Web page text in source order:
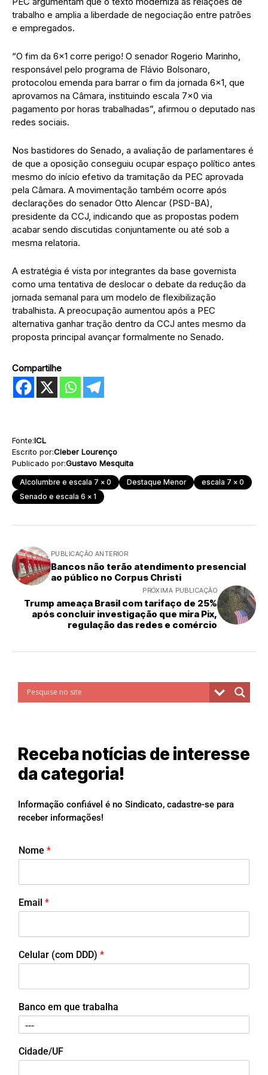
trabalho e amplia a liberdade de negociação entre patrões
e empregados.
“O fim da 6×1 corre perigo! O senador Rogerio Marinho,
responsável pelo programa de Flávio Bolsonaro,
protocolou emenda para barrar o fim da jornada 6×1, que
aprovamos na Câmara, instituindo escala 7×0 via
pagamento por horas trabalhadas”, afirmou o deputado nas
redes sociais.
Nos bastidores do Senado, a avaliação de parlamentares é
de que a oposição conseguiu ocupar espaço político antes
mesmo do início efetivo da tramitação da PEC aprovada
pela Câmara. A movimentação também ocorre após
declarações do senador Otto Alencar (PSD-BA),
presidente da CCJ, indicando que as propostas podem
acabar sendo discutidas conjuntamente ou até sob a
mesma relatoria.
A estratégia é vista por integrantes da base governista
como uma tentativa de deslocar o debate da redução da
jornada semanal para um modelo de flexibilização
trabalhista. A preocupação aumentou após a PEC
alternativa ganhar tração dentro da CCJ antes mesmo da
proposta principal avançar formalmente no Senado.
Compartilhe
Fonte:ICL
Escrito por:Cleber Lourenço
Publicado por:Gustavo Mesquita
Alcolumbre e escala 7 x 0 Destaque Menor
escala 7 x 0
Senado e escala 6 x 1
PUBLICAÇÃO ANTERIOR
Bancos não terão atendimento presencial
ao público no Corpus Christi
PRÓXIMA PUBLICAÇÃO
Trump ameaça Brasil com tarifaço de 25%
após concluir investigação que mira Pix,
regulação das redes e comércio
Receba notícias de interesse
da categoria!
Informação confiável é no Sindicato, cadastre-se para
receber informações!
Nome *
Email *
Celular (com DDD) *
Banco em que trabalha
Cidade/UF